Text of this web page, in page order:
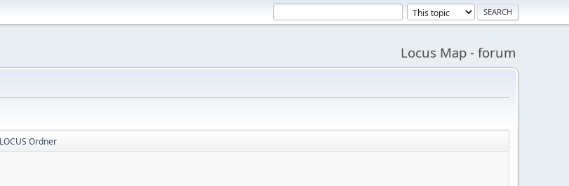
Locus Map - forum
LOCUS Ordner